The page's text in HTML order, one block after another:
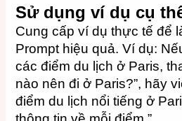
Sử dụng ví dụ cụ
Cung cấp ví dụ thực tế để
Prompt hiệu quả. Ví dụ:
các điểm du lịch ở Paris,
nào nên đi ở Paris?”, hãy
điểm du lịch nổi tiếng ở